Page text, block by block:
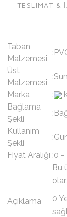
TESLIMAT &
Taban
Malzemesi
Üst
Malzemesi
Marka
:
Bağlama
Şekli
Kullanım
Şekli
Fiyat Aralığı :0 -
Açıklama
Bu
0